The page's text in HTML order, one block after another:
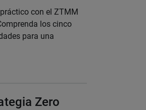
con el ZTMM
los cinco
para una
Zero